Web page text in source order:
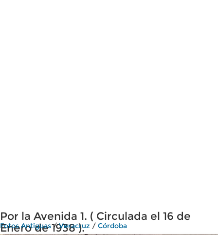
Por la Avenida 1. ( Circulada el 16 de
Enero de 1938 ).
Fotos Antiguas/Veracruz / Córdoba